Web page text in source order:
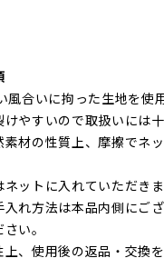
合いに拘った生地を使
やすいので取扱いには
素材の性質上、摩擦でネ
ネットに入れていただき
入れ方法は本品内側にご
い。
、使用後の返品・交換